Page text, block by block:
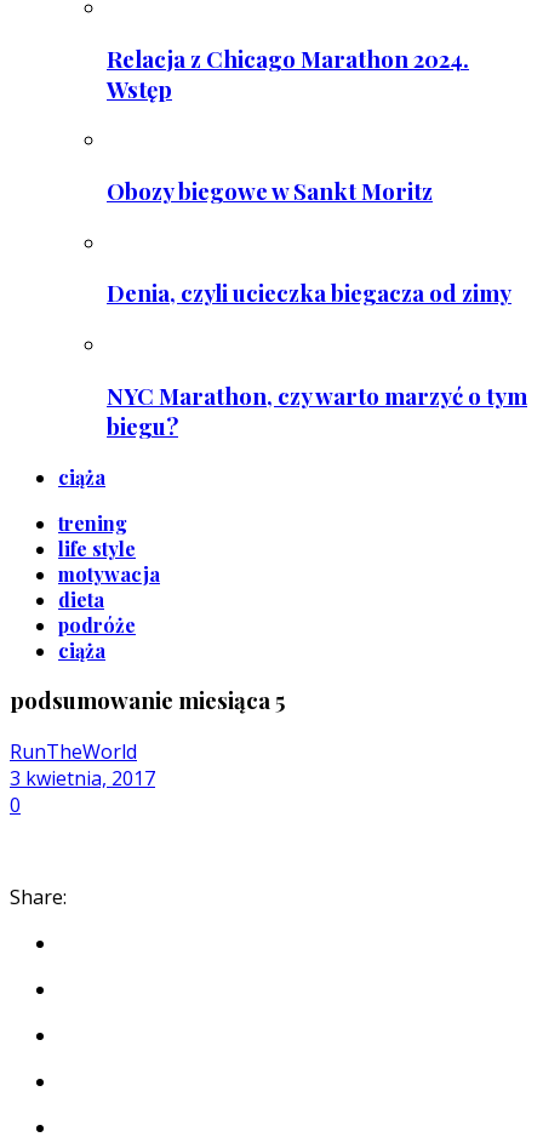
Relacja z Chicago Marathon 2024.
Wstęp
Obozy biegowe w Sankt Moritz
Denia, czyli ucieczka biegacza od zimy
NYC Marathon, czy warto marzyć o tym
biegu?
ciąża
trening
life style
motywacja
dieta
podróże
ciąża
podsumowanie miesiąca 5
RunTheWorld
3 kwietnia, 2017
0
Share: